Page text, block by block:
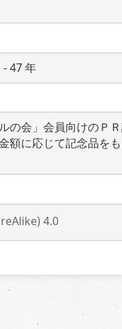
- 47 年
の会」会員向けのＰ
額に応じて記念品を
4.0